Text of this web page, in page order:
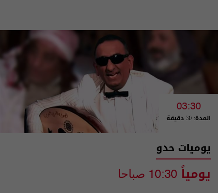
03:30
المدة: 30 دقيقة
يوميات حدو
يومياً 10:30 صباحا